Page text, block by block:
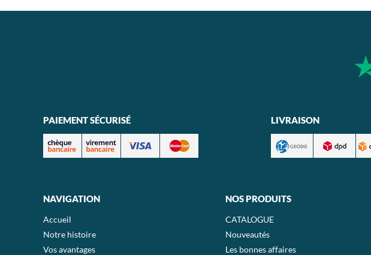
PAIEMENT SÉCURISÉ LIVRAISON
NAVIGATION
Accueil
Notre histoire
Vos avantages
NOS PRODUITS
CATALOGUE
Nouveautés
Les bonnes affaires